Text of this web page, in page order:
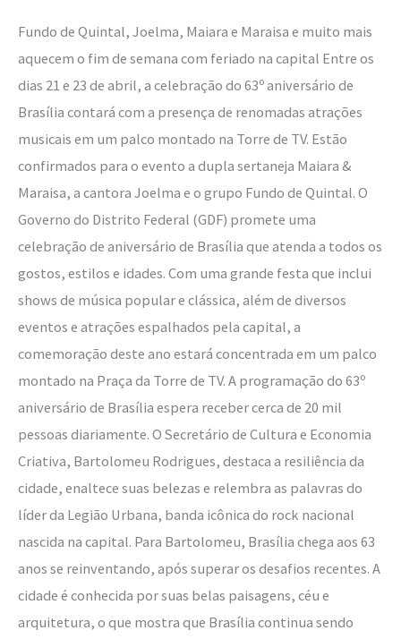
Fundo de Quintal, Joelma, Maiara e Maraisa e muito mais
aquecem o fim de semana com feriado na capital Entre os
dias 21 e 23 de abril, a celebração do 63º aniversário de
Brasília contará com a presença de renomadas atrações
musicais em um palco montado na Torre de TV. Estão
confirmados para o evento a dupla sertaneja Maiara &
Maraisa, a cantora Joelma e o grupo Fundo de Quintal. O
Governo do Distrito Federal (GDF) promete uma
celebração de aniversário de Brasília que atenda a todos os
gostos, estilos e idades. Com uma grande festa que inclui
shows de música popular e clássica, além de diversos
eventos e atrações espalhados pela capital, a
comemoração deste ano estará concentrada em um palco
montado na Praça da Torre de TV. A programação do 63º
aniversário de Brasília espera receber cerca de 20 mil
pessoas diariamente. O Secretário de Cultura e Economia
Criativa, Bartolomeu Rodrigues, destaca a resiliência da
cidade, enaltece suas belezas e relembra as palavras do
líder da Legião Urbana, banda icônica do rock nacional
nascida na capital. Para Bartolomeu, Brasília chega aos 63
anos se reinventando, após superar os desafios recentes. A
cidade é conhecida por suas belas paisagens, céu e
arquitetura, o que mostra que Brasília continua sendo